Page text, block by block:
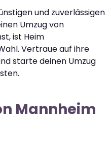
und zuverlässigen
Umzug von
ist Heim
Vertraue auf ihre
starte deinen Umzug
Mannheim